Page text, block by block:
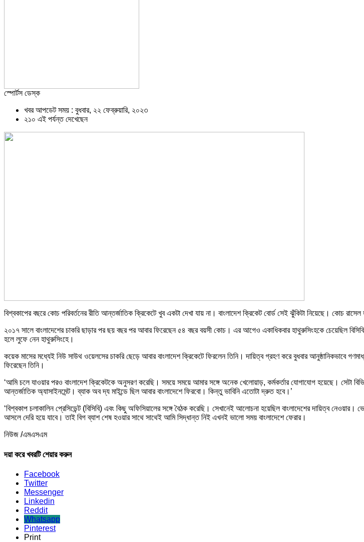
স্পোর্টস ডেস্ক
খবর আপডেট সময় : বুধবার, ২২ ফেব্রুয়ারি, ২০২৩
২১০ এই পর্যন্ত দেখেছেন
বিশ্বকাপের বছরে কোচ পরিবর্তনের রীতি আন্তর্জাতিক ক্রিকেটে খুব একটা দেখা যায় না। বাংলাদেশ ক্রিকেট বোর্ড সেই ঝুঁকিটা নিয়েছে। কোচ রাসেল
২০১৭ সালে বাংলাদেশের চাকরি ছাড়ার পর ছয় বছর পর আবার ফিরেছেন ৫৪ বছর বয়সী কোচ। এর আগেও একাধিকবার হাথুরুসিংহকে চেয়েছিল
হলে লুফে নেন হাথুরুসিংহে।
কয়েক মাসের মধ্যেই নিউ সাউথ ওয়েলসের চাকরি ছেড়ে আবার বাংলাদেশ ক্রিকেটে ফিরলেন তিনি। দায়িত্ব গ্রহণ করে বুধবার আনুষ্ঠানিকভাবে
ফিরেছেন তিনি।
‘আমি চলে যাওয়ার পরও বাংলাদেশ ক্রিকেটকে অনুসরণ করেছি। সময়ে সময়ে আমার সঙ্গে অনেক খেলোয়াড়, কর্মকর্তার যোগাযোগ হয়েছে। সেটা
আন্তর্জাতিক অ্যাসাইনমেন্ট। ব্যাক অব দ্য মাইন্ডে ছিল আবার বাংলাদেশে ফিরবো। কিন্তু ভাবিনি এতোটা দ্রুত হবে।’
‘বিশ্বকাপ চলাকালিন প্রেসিডেন্ট (বিসিবি) এবং কিছু অফিসিয়ালের সঙ্গে বৈঠক করেছি। সেখানেই আলোচনা হয়েছিল বাংলাদেশের দায়িত্ব
আসলে দেরি হয়ে যাবে। তাই বিগ ব্যাশ শেষ হওয়ার সাথে সাথেই আমি সিদ্ধান্ত নিই এখনই ভালো সময় বাংলাদেশে ফেরার।
নিউজ /এমএসএম
দয়া করে খবরটি শেয়ার করুন
Facebook
Twitter
Messenger
Linkedin
Reddit
Whatsapp
Pinterest
Print